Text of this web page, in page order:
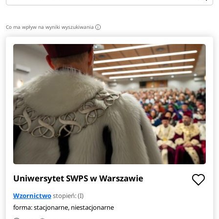
prezentacji, projektowanie informacji wizualnej oraz
Dzięki umiejętności projektowania kolekcji, komunikacji
wizualnej marki czy przestrzeni wystawienniczej
absolwenci wzornictwa przygotowani są do podjęcia pracy
w świecie mody.
Po ukończeniu tego kierunku mogą też
planować swoją zawodową przyszłość w działach
produkcji czy agencjach zajmujących się
projektowaniem grafiki użytkowej.
Absolwenci
wzornictwa dobrze odnajdują się w działach marketingu,
pracując przy agencjach reklamowych, niektórzy decydują
się również na podjęcie zatrudnienia w redakcjach i
Ile zarabiają absolwenci?
Co ma wpływ na wyniki wyszukiwania i
Uniwersytet SWPS w Warszawie
Wzornictwostopień: (I)
forma: stacjonarne, niestacjonarne